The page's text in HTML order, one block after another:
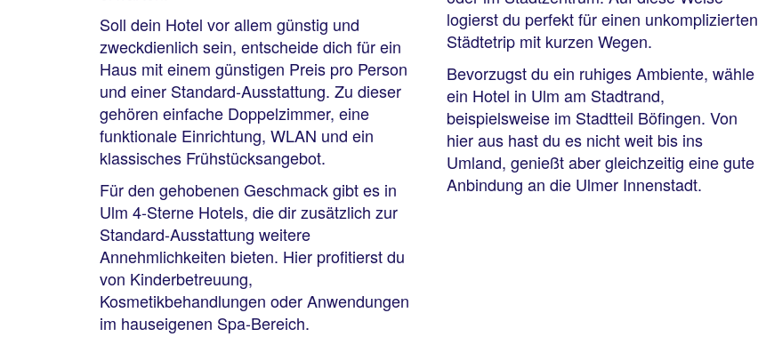
Soll dein Hotel vor allem günstig und
zweckdienlich sein, entscheide dich für ein
Haus mit einem günstigen Preis pro Person
und einer Standard-Ausstattung. Zu dieser
gehören einfache Doppelzimmer, eine
funktionale Einrichtung, WLAN und ein
klassisches Frühstücksangebot.
Für den gehobenen Geschmack gibt es in
Ulm 4-Sterne Hotels, die dir zusätzlich zur
Standard-Ausstattung weitere
Annehmlichkeiten bieten. Hier profitierst du
von Kinderbetreuung,
Kosmetikbehandlungen oder Anwendungen
im hauseigenen Spa-Bereich.
logierst du perfekt für einen unkomplizierten
Städtetrip mit kurzen Wegen.
Bevorzugst du ein ruhiges Ambiente, wähle
ein Hotel in Ulm am Stadtrand,
beispielsweise im Stadtteil Böfingen. Von
hier aus hast du es nicht weit bis ins
Umland, genießt aber gleichzeitig eine gute
Anbindung an die Ulmer Innenstadt.